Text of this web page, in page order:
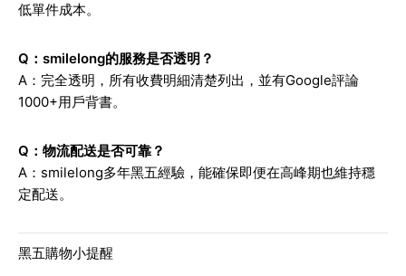
低單件成本。
Q：smilelong的服務是否透明？
A：完全透明，所有收費明細清楚列出，並有Google評論
1000+用戶背書。
Q：物流配送是否可靠？
A：smilelong多年黑五經驗，能確保即便在高峰期也維持穩
定配送。
黑五購物小提醒